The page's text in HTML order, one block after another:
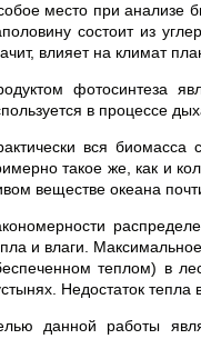
место при анализе
состоит из
влияет на климат
фотосинтеза
в процессе
вся
такое же, как и
веществе океана
и влаги.
теплом) в
Недостаток тепла
данной работы